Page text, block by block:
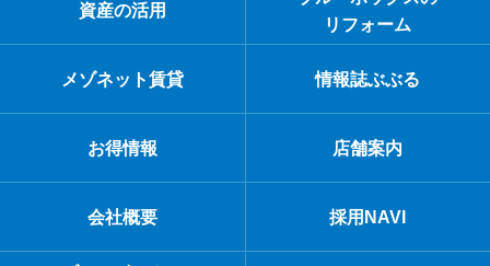
資産の活用
リフォーム
メゾネット賃貸 情報誌ぶぶる
お得情報 店舗案内
会社概要 採用NAVI